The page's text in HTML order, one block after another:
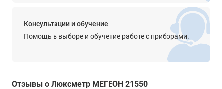
Консультации и обучение
Помощь в выборе и обучение работе с приборами.
Отзывы о Люксметр МЕГЕОН 21550